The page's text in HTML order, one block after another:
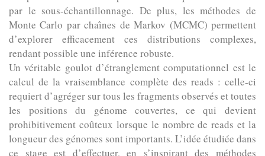
par le sous-échantillonnage. De plus, les méthodes de
Monte Carlo par chaı̂nes de Markov (MCMC) permettent
d’explorer efficacement ces distributions complexes,
rendant possible une inférence robuste.
Un véritable goulot d’étranglement computationnel est le
calcul de la vraisemblance complète des reads : celle-ci
requiert d’agréger sur tous les fragments observés et toutes
les positions du génome couvertes, ce qui devient
prohibitivement coûteux lorsque le nombre de reads et la
longueur des génomes sont importants. L’idée étudiée dans
ce stage est d’effectuer, en s’inspirant des méthodes